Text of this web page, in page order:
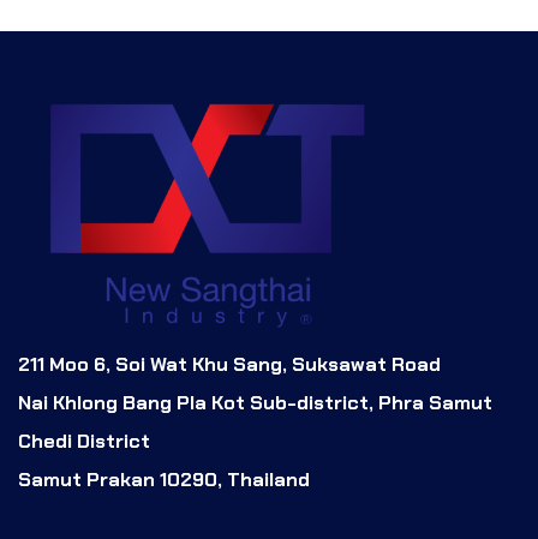
211 Moo 6, Soi Wat Khu Sang, Suksawat Road
Nai Khlong Bang Pla Kot Sub-district, Phra Samut
Chedi District
Samut Prakan 10290, Thailand